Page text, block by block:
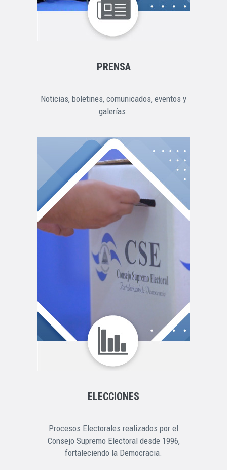
PRENSA
Noticias, boletines, comunicados, eventos y
galerías.
ELECCIONES
Procesos Electorales realizados por el
Consejo Supremo Electoral desde 1996,
fortaleciendo la Democracia.